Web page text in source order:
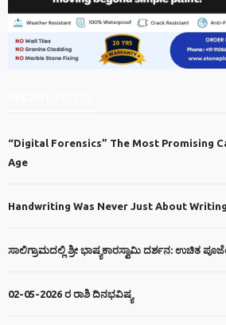
“Digital Forensics” The Most Promising
Age
Handwriting Was Never Just About Writing
ಸಾಲಿಗ್ರಾಮದಲ್ಲಿ ಶ್ರೀ ಭಾಷ್ಯಕಾರಸ್ವಾಮಿ ದರ್ಶನ: ಉಚಿತ
02-05-2026 ರ ರಾಶಿ ದಿನಭವಿಷ್ಯ